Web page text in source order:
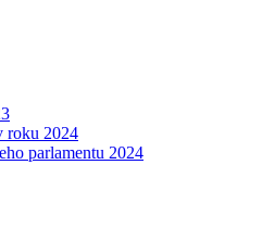
roku 2024
parlamentu 2024